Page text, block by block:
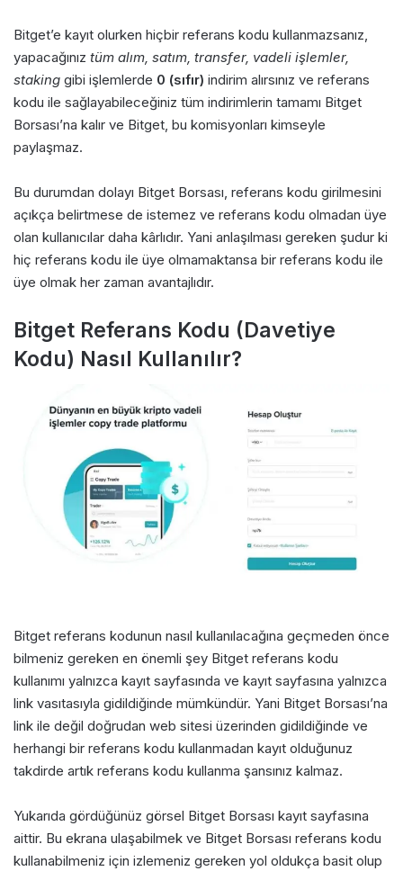
Bitget’e kayıt olurken hiçbir referans kodu kullanmazsanız,
yapacağınız tüm alım, satım, transfer, vadeli işlemler,
staking gibi işlemlerde 0 (sıfır) indirim alırsınız ve referans
kodu ile sağlayabileceğiniz tüm indirimlerin tamamı Bitget
Borsası’na kalır ve Bitget, bu komisyonları kimseyle
paylaşmaz.
Bu durumdan dolayı Bitget Borsası, referans kodu girilmesini
açıkça belirtmese de istemez ve referans kodu olmadan üye
olan kullanıcılar daha kârlıdır. Yani anlaşılması gereken şudur ki
hiç referans kodu ile üye olmamaktansa bir referans kodu ile
üye olmak her zaman avantajlıdır.
Bitget Referans Kodu (Davetiye
Kodu) Nasıl Kullanılır?
Bitget referans kodunun nasıl kullanılacağına geçmeden önce
bilmeniz gereken en önemli şey Bitget referans kodu
kullanımı yalnızca kayıt sayfasında ve kayıt sayfasına yalnızca
link vasıtasıyla gidildiğinde mümkündür. Yani Bitget Borsası’na
link ile değil doğrudan web sitesi üzerinden gidildiğinde ve
herhangi bir referans kodu kullanmadan kayıt olduğunuz
takdirde artık referans kodu kullanma şansınız kalmaz.
Yukarıda gördüğünüz görsel Bitget Borsası kayıt sayfasına
aittir. Bu ekrana ulaşabilmek ve Bitget Borsası referans kodu
kullanabilmeniz için izlemeniz gereken yol oldukça basit olup